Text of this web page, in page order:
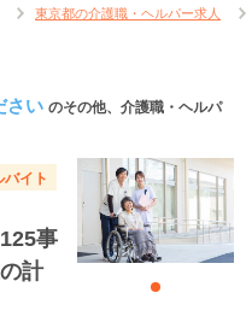
東京都の介護職・ヘルパー求人
さい のその他、介護職・ヘルパ
イト
事
計